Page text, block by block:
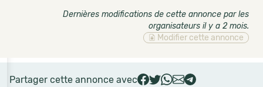
Dernières modifications de cette annonce par les
organisateurs il y a 2 mois.
Modifier cette annonce
Partager cette annonce avec